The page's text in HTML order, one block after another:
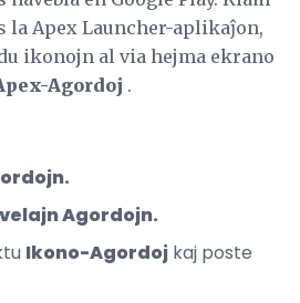
Apex Launcher-aplikaĵon,
ikonojn al via hejma ekrano
Agordoj .
Agordojn.
Ikono-Agordoj kaj poste